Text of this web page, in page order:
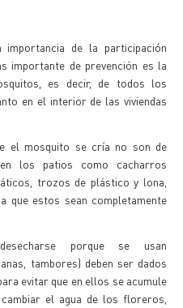
de la participación
importante de prevención es la
es decir, de todos los
en el interior de las viviendas
el mosquito se cría no son de
los patios como cacharros
trozos de plástico y lona,
que estos sean completamente
porque se usan
tambores) deben ser dados
evitar que en ellos se acumule
el agua de los floreros,